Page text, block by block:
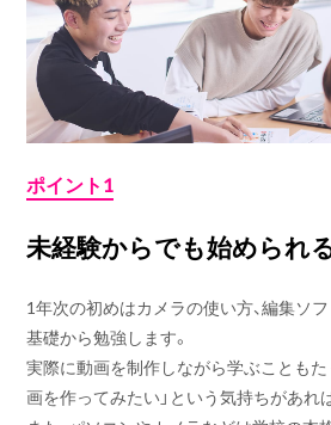
ポイント1
未経験からでも始められる
1年次の初めはカメラの使い方、編集ソ
基礎から勉強します。
実際に動画を制作しながら学ぶこともた
画を作ってみたい」という気持ちがあれ